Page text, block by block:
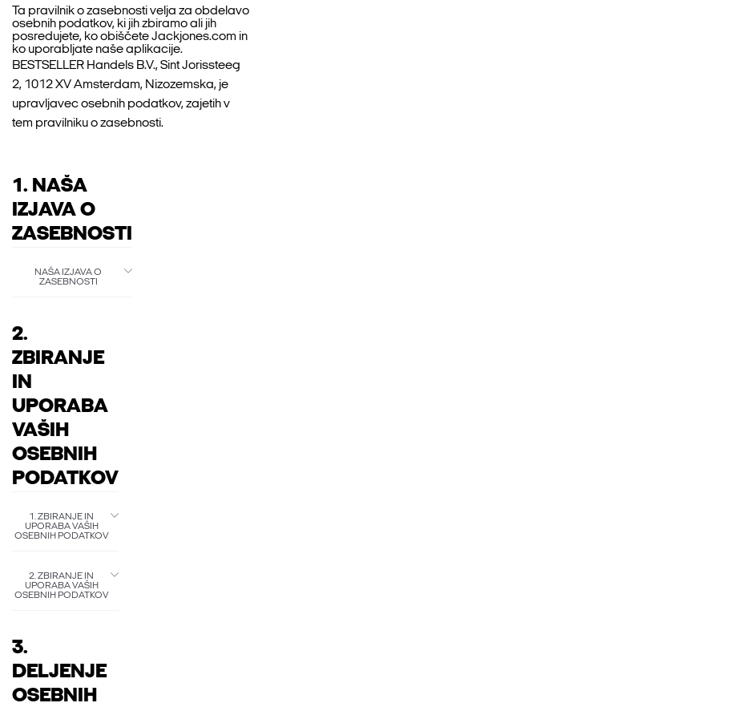
Ta pravilnik o zasebnosti velja za obdelavo
osebnih podatkov, ki jih zbiramo ali jih
posredujete, ko obiščete Jackjones.com in
ko uporabljate naše aplikacije.
BESTSELLER Handels B.V., Sint Jorissteeg
2, 1012 XV Amsterdam, Nizozemska, je
upravljavec osebnih podatkov, zajetih v
tem pravilniku o zasebnosti.
1. NAŠA
IZJAVA O
ZASEBNOSTI
NAŠA IZJAVA O
ZASEBNOSTI
2.
ZBIRANJE
IN
UPORABA
VAŠIH
OSEBNIH
PODATKOV
1. ZBIRANJE IN
UPORABA VAŠIH
OSEBNIH PODATKOV
2. ZBIRANJE IN
UPORABA VAŠIH
OSEBNIH PODATKOV
3.
DELJENJE
OSEBNIH